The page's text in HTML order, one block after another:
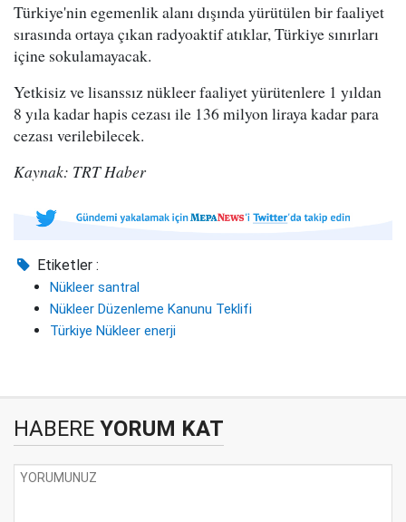
Türkiye'nin egemenlik alanı dışında yürütülen bir faaliyet
sırasında ortaya çıkan radyoaktif atıklar, Türkiye sınırları
içine sokulamayacak.
Yetkisiz ve lisanssız nükleer faaliyet yürütenlere 1 yıldan
8 yıla kadar hapis cezası ile 136 milyon liraya kadar para
cezası verilebilecek.
Kaynak: TRT Haber
Etiketler :
Nükleer santral
Nükleer Düzenleme Kanunu Teklifi
Türkiye Nükleer enerji
HABERE YORUM KAT